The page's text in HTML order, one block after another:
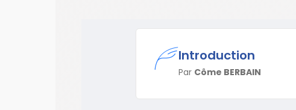
Introduction
Par Côme BERBAIN